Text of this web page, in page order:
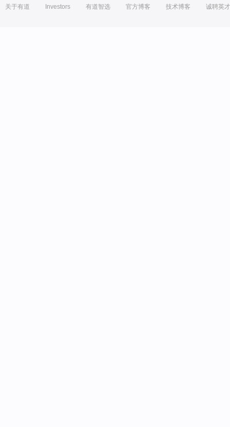
关于有道 Investors 有道智选 官方博客 技术博客 诚聘英才